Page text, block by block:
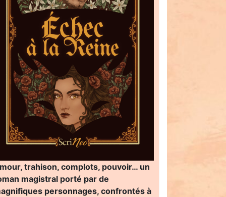
trahison, complots, pouvoir… un
magistral porté par de
personnages, confrontés à